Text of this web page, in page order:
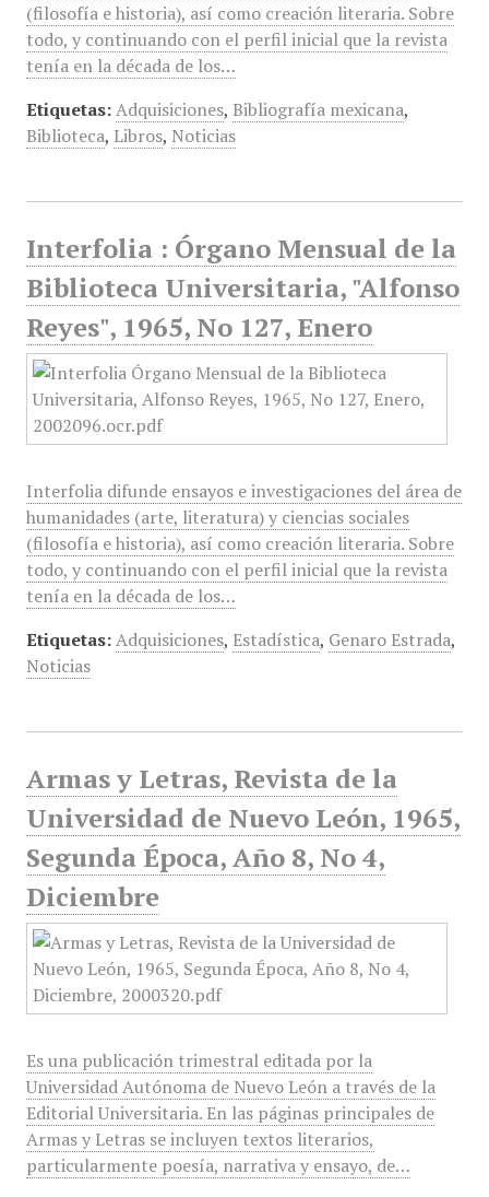
(filosofía e historia), así como creación literaria. Sobre
todo, y continuando con el perfil inicial que la revista
tenía en la década de los…
Etiquetas: Adquisiciones, Bibliografía mexicana,
Biblioteca, Libros, Noticias
Interfolia : Órgano Mensual de la
Biblioteca Universitaria, "Alfonso
Reyes", 1965, No 127, Enero
Interfolia difunde ensayos e investigaciones del área de
humanidades (arte, literatura) y ciencias sociales
(filosofía e historia), así como creación literaria. Sobre
todo, y continuando con el perfil inicial que la revista
tenía en la década de los…
Etiquetas: Adquisiciones, Estadística, Genaro Estrada,
Noticias
Armas y Letras, Revista de la
Universidad de Nuevo León, 1965,
Segunda Época, Año 8, No 4,
Diciembre
Es una publicación trimestral editada por la
Universidad Autónoma de Nuevo León a través de la
Editorial Universitaria. En las páginas principales de
Armas y Letras se incluyen textos literarios,
particularmente poesía, narrativa y ensayo, de…